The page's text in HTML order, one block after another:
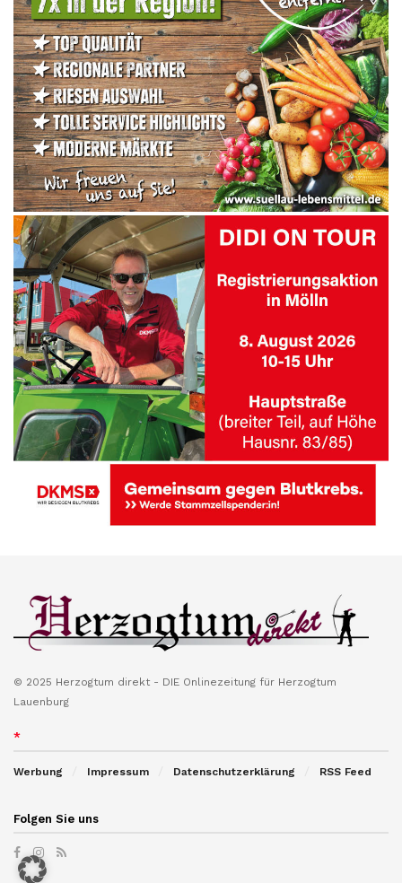
© 2025 Herzogtum direkt - DIE Onlinezeitung für Herzogtum
Lauenburg
*
Werbung Impressum Datenschutzerklärung RSS Feed
Folgen Sie uns